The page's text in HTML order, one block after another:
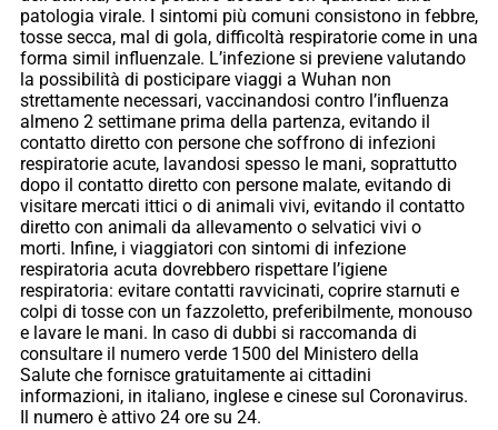
patologia virale. I sintomi più comuni consistono in febbre,
tosse secca, mal di gola, difficoltà respiratorie come in una
forma simil influenzale. L’infezione si previene valutando
la possibilità di posticipare viaggi a Wuhan non
strettamente necessari, vaccinandosi contro l’influenza
almeno 2 settimane prima della partenza, evitando il
contatto diretto con persone che soffrono di infezioni
respiratorie acute, lavandosi spesso le mani, soprattutto
dopo il contatto diretto con persone malate, evitando di
visitare mercati ittici o di animali vivi, evitando il contatto
diretto con animali da allevamento o selvatici vivi o
morti. Infine, i viaggiatori con sintomi di infezione
respiratoria acuta dovrebbero rispettare l’igiene
respiratoria: evitare contatti ravvicinati, coprire starnuti e
colpi di tosse con un fazzoletto, preferibilmente, monouso
e lavare le mani. In caso di dubbi si raccomanda di
consultare il numero verde 1500 del Ministero della
Salute che fornisce gratuitamente ai cittadini
informazioni, in italiano, inglese e cinese sul Coronavirus.
Il numero è attivo 24 ore su 24.